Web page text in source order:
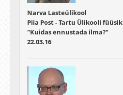
Narva Lasteülikool
Piia Post - Tartu Ülikooli füüsik
"Kuidas ennustada ilma?"
22.03.16